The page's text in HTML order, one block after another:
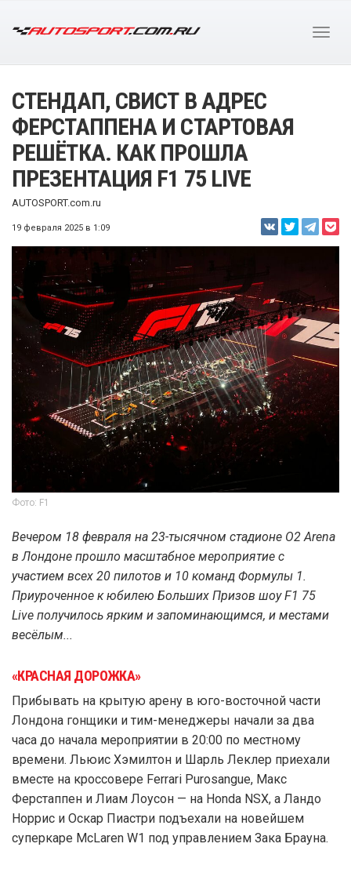
СТЕНДАП, СВИСТ В АДРЕС
ФЕРСТАППЕНА И СТАРТОВАЯ
РЕШЁТКА. КАК ПРОШЛА
ПРЕЗЕНТАЦИЯ F1 75 LIVE
AUTOSPORT.com.ru
19 февраля 2025 в 1:09
Фото: F1
Вечером 18 февраля на 23-тысячном стадионе О2 Arena
в Лондоне прошло масштабное мероприятие с
участием всех 20 пилотов и 10 команд Формулы 1.
Приуроченное к юбилею Больших Призов шоу F1 75
Live получилось ярким и запоминающимся, и местами
весёлым...
«КРАСНАЯ ДОРОЖКА»
Прибывать на крытую арену в юго-восточной части
Лондона гонщики и тим-менеджеры начали за два
часа до начала мероприятии в 20:00 по местному
времени. Льюис Хэмилтон и Шарль Леклер приехали
вместе на кроссовере Ferrari Purosangue, Макс
Ферстаппен и Лиам Лоусон — на Honda NSX, а Ландо
Норрис и Оскар Пиастри подъехали на новейшем
суперкаре McLaren W1 под управлением Зака Брауна.